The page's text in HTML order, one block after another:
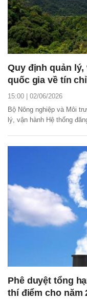
Quy định quản
quốc gia về tín
15:00 | 02/06/2026
Bộ Nông nghiệp và Môi
lý, vận hành Hệ thống
Phê duyệt tổng
thí điểm cho năm